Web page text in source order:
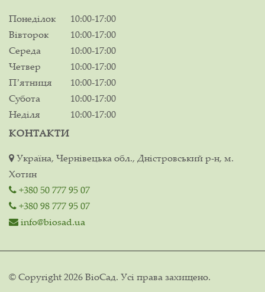
Понеділок
10:00-17:00
Вівторок
10:00-17:00
Середа
10:00-17:00
Четвер
10:00-17:00
Пʼятниця
10:00-17:00
Субота
10:00-17:00
Неділя
10:00-17:00
КОНТАКТИ
Україна, Чернівецька обл., Дністровський р-н, м.
Хотин
+380 50 777 95 07
+380 98 777 95 07
info@biosad.ua
© Copyright 2026 ВіоСад. Усі права захищено.